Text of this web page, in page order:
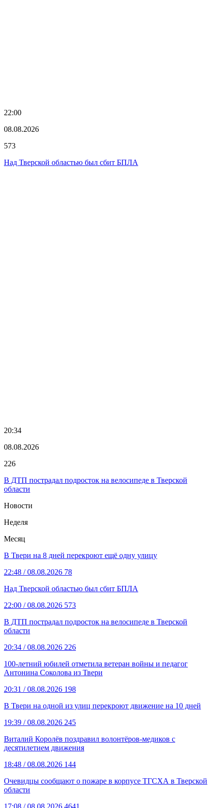
22:00
08.08.2026
573
Над Тверской областью был сбит БПЛА
20:34
08.08.2026
226
В ДТП пострадал подросток на велосипеде в Тверской
области
Новости
Неделя
Месяц
В Твери на 8 дней перекроют ещё одну улицу
22:48 / 08.08.2026 78
Над Тверской областью был сбит БПЛА
22:00 / 08.08.2026 573
В ДТП пострадал подросток на велосипеде в Тверской
области
20:34 / 08.08.2026 226
100-летний юбилей отметила ветеран войны и педагог
Антонина Соколова из Твери
20:31 / 08.08.2026 198
В Твери на одной из улиц перекроют движение на 10 дней
19:39 / 08.08.2026 245
Виталий Королёв поздравил волонтёров-медиков с
десятилетием движения
18:48 / 08.08.2026 144
Очевидцы сообщают о пожаре в корпусе ТГСХА в Тверской
области
17:08 / 08.08.2026 4641